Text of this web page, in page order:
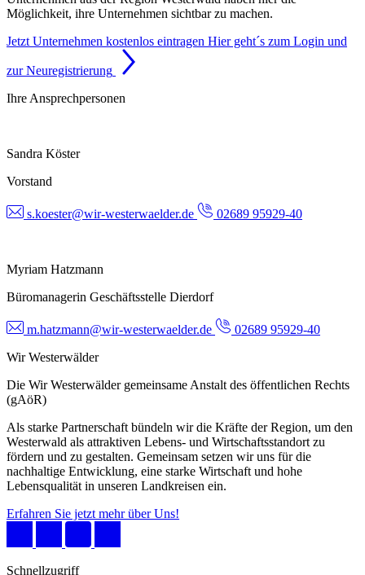
Möglichkeit, ihre Unternehmen sichtbar zu machen.
Jetzt Unternehmen kostenlos eintragen Hier geht´s zum Login und
zur Neuregistrierung
Ihre Ansprechpersonen
Sandra Köster
Vorstand
s.koester@wir-westerwaelder.de 02689 95929-40
Myriam Hatzmann
Büromanagerin Geschäftsstelle Dierdorf
m.hatzmann@wir-westerwaelder.de
02689 95929-40
Wir Westerwälder
Die Wir Westerwälder gemeinsame Anstalt des öffentlichen Rechts
(gAöR)
Als starke Partnerschaft bündeln wir die Kräfte der Region, um den
Westerwald als attraktiven Lebens- und Wirtschaftsstandort zu
fördern und zu gestalten. Gemeinsam setzen wir uns für die
nachhaltige Entwicklung, eine starke Wirtschaft und hohe
Lebensqualität in unseren Landkreisen ein.
Erfahren Sie jetzt mehr über Uns!
Schnellzugriff